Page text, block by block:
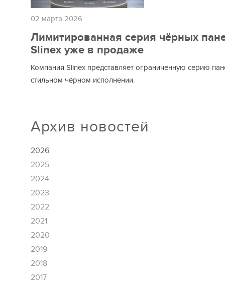
02 марта 2026
Лимитированная серия чёрных
Slinex уже в продаже
Компания Slinex представляет ограниченную серию
стильном чёрном исполнении.
Архив новостей
2026
2025
2024
2023
2022
2021
2020
2019
2018
2017